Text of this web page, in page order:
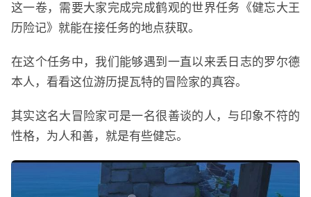
这一卷，需要大家完成完成鹤观的世界任务《健忘大王
历险记》就能在接任务的地点获取。
在这个任务中，我们能够遇到一直以来丢日志的罗尔德
本人，看看这位游历提瓦特的冒险家的真容。
其实这名大冒险家可是一名很善谈的人，与印象不符的
性格，为人和善，就是有些健忘。